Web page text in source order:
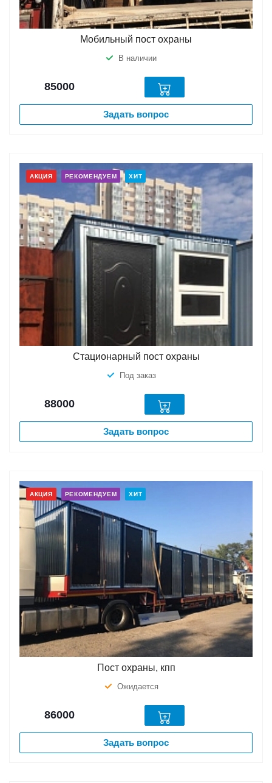
Мобильный пост охраны
В наличии
85000
Задать вопрос
АКЦИЯ РЕКОМЕНДУЕМ ХИТ
Стационарный пост охраны
Под заказ
88000
Задать вопрос
АКЦИЯ РЕКОМЕНДУЕМ ХИТ
Пост охраны, кпп
Ожидается
86000
Задать вопрос